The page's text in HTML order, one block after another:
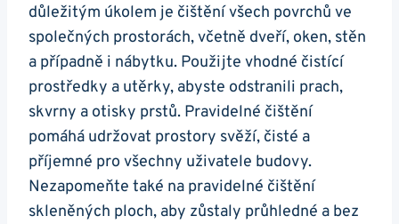
důležitým úkolem je⁤ čištění všech povrchů ve
společných prostorách, včetně dveří, oken, stěn
a případně i nábytku. Použijte vhodné čistící
prostředky a utěrky,⁣ abyste odstranili prach,
skvrny a otisky ⁣prstů. Pravidelné čištění
pomáhá udržovat prostory svěží, ‍čisté a
příjemné pro ‌všechny uživatele budovy.
Nezapomeňte také na pravidelné čištění
skleněných ploch, aby ​zůstaly průhledné a ‍bez ​